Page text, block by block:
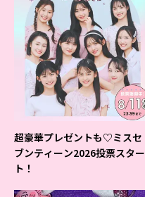
超豪華プレゼントも♡ミスセ
ブンティーン2026投票スター
ト！